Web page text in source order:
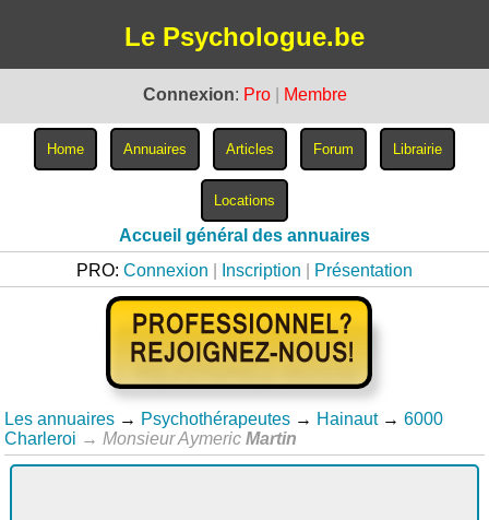
Le Psychologue.be
Connexion: Pro Membre
Accueil général des annuaires
PRO: Connexion Inscription Présentation
Les annuaires → Psychothérapeutes → Hainaut → 6000
Charleroi → Monsieur AymericMartin